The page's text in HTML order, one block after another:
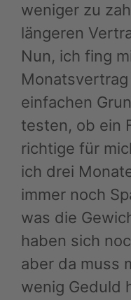
weniger zu
längeren
Nun, ich fing
einfachen
testen, ob ein
richtige für
ich drei
immer noch
was die
haben sich
aber da muss
wenig Geduld